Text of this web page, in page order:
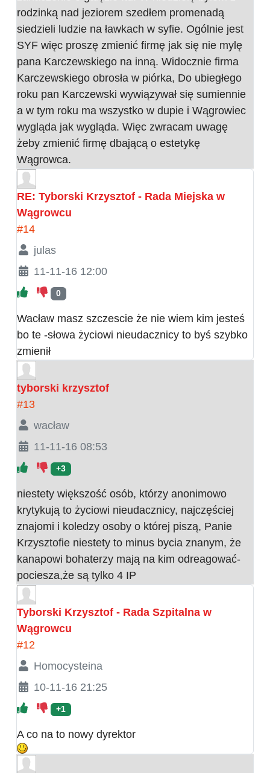
rodzinką nad jeziorem szedłem promenadą
siedzieli ludzie na ławkach w syfie. Ogólnie jest
SYF więc proszę zmienić firmę jak się nie mylę
pana Karczewskiego na inną. Widocznie firma
Karczewskiego obrosła w piórka, Do ubiegłego
roku pan Karczewski wywiązywał się sumiennie
a w tym roku ma wszystko w dupie i Wągrowiec
wygląda jak wygląda. Więc zwracam uwagę
żeby zmienić firmę dbającą o estetykę
Wągrowca.
RE: Tyborski Krzysztof - Rada Miejska w
Wągrowcu
#14
julas
11-11-16 12:00
0
Wacław masz szczescie że nie wiem kim jesteś
bo te -słowa życiowi nieudacznicy to byś szybko
zmienił
tyborski krzysztof
#13
wacław
11-11-16 08:53
+3
niestety większość osób, którzy anonimowo
krytykują to życiowi nieudacznicy, najczęściej
znajomi i koledzy osoby o której piszą, Panie
Krzysztofie niestety to minus bycia znanym, że
kanapowi bohaterzy mają na kim odreagować-
pociesza,że są tylko 4 IP
Tyborski Krzysztof - Rada Szpitalna w
Wągrowcu
#12
Homocysteina
10-11-16 21:25
+1
A co na to nowy dyrektor